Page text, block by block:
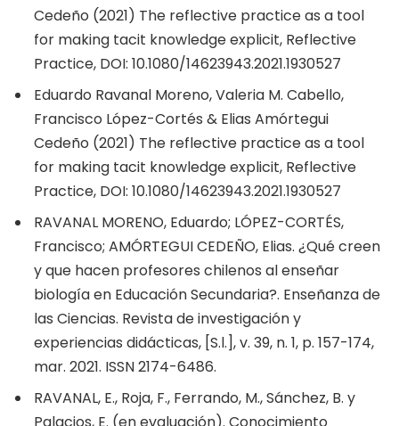
Cedeño (2021) The reflective practice as a tool
for making tacit knowledge explicit, Reflective
Practice, DOI: 10.1080/14623943.2021.1930527
Eduardo Ravanal Moreno, Valeria M. Cabello,
Francisco López-Cortés & Elias Amórtegui
Cedeño (2021) The reflective practice as a tool
for making tacit knowledge explicit, Reflective
Practice, DOI: 10.1080/14623943.2021.1930527
RAVANAL MORENO, Eduardo; LÓPEZ-CORTÉS,
Francisco; AMÓRTEGUI CEDEÑO, Elias. ¿Qué creen
y que hacen profesores chilenos al enseñar
biología en Educación Secundaria?. Enseñanza de
las Ciencias. Revista de investigación y
experiencias didácticas, [S.l.], v. 39, n. 1, p. 157-174,
mar. 2021. ISSN 2174-6486.
RAVANAL, E., Roja, F., Ferrando, M., Sánchez, B. y